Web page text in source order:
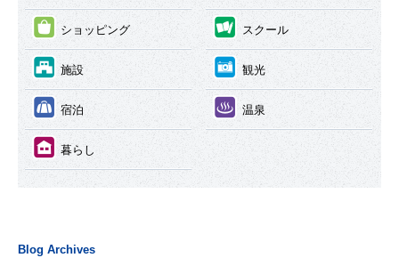
⑤ ショッピング ⑥ スクール
⑦ 施設 ⑧ 観光
⑨ 宿泊 ⑩ 温泉
⑪ 暮らし
Blog Archives